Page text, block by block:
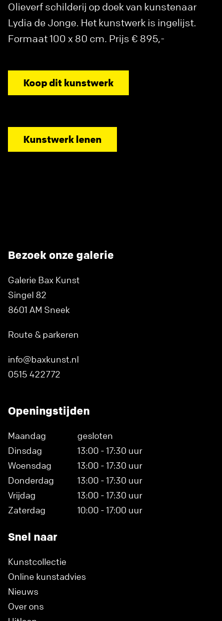
Olieverf schilderij op doek van kunstenaar
Lydia de Jonge. Het kunstwerk is ingelijst.
Formaat 100 x 80 cm. Prijs € 895,-
Koop dit kunstwerk
Kunstwerk lenen
Bezoek onze galerie
Galerie Bax Kunst
Singel 82
8601 AM Sneek
Route & parkeren
info@baxkunst.nl
0515 422772
Openingstijden
Maandag
gesloten
Dinsdag
13:00 - 17:30 uur
Woensdag
13:00 - 17:30 uur
Donderdag
13:00 - 17:30 uur
Vrijdag
13:00 - 17:30 uur
Zaterdag
10:00 - 17:00 uur
Snel naar
Kunstcollectie
Online kunstadvies
Nieuws
Over ons